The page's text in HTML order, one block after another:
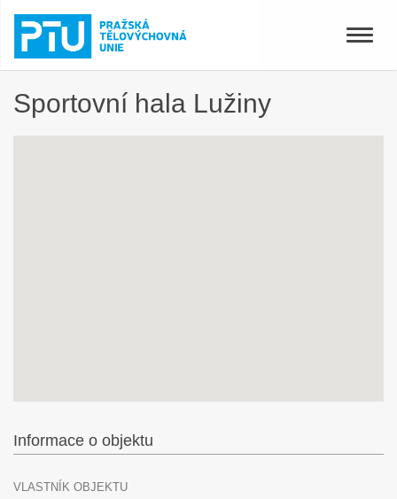
Toggle
Sportovní hala Lužiny
Informace o objektu
VLASTNÍK OBJEKTU